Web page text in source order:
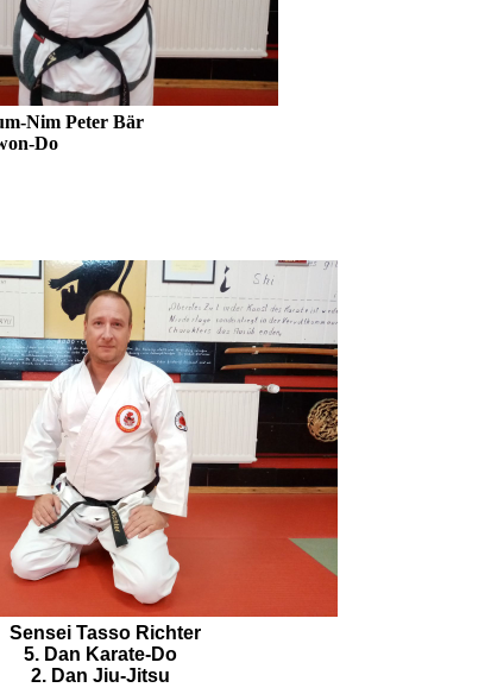
Peter
Sensei Tasso Richter
5. Dan Karate-Do
2. Dan Jiu-Jitsu